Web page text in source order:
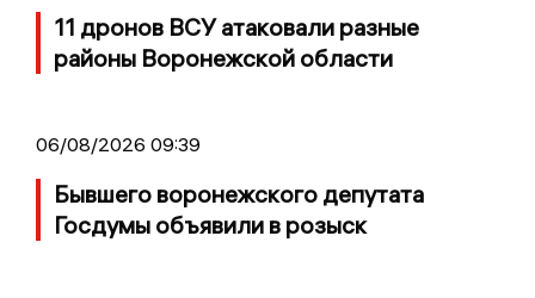
11 дронов ВСУ атаковали разные
районы Воронежской области
06/08/2026 09:39
Бывшего воронежского депутата
Госдумы объявили в розыск